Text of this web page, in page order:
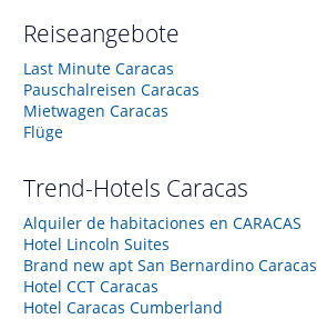
Reiseangebote
Last Minute Caracas
Pauschalreisen Caracas
Mietwagen Caracas
Flüge
Trend-Hotels Caracas
Alquiler de habitaciones en CARACAS
Hotel Lincoln Suites
Brand new apt San Bernardino Caracas
Hotel CCT Caracas
Hotel Caracas Cumberland